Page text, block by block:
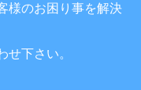
様のお困り事を解決
せ下さい。